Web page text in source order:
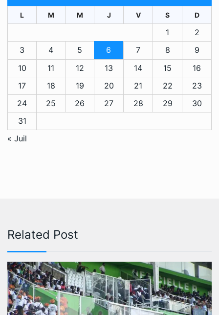
L M M J V S D
1
2
3
4 5 6 7 8
9
10
11 12 13 14 15
16
17
18 19 20 21 22
23
24
25 26 27 28 29
30
31
« Juil
Related Post